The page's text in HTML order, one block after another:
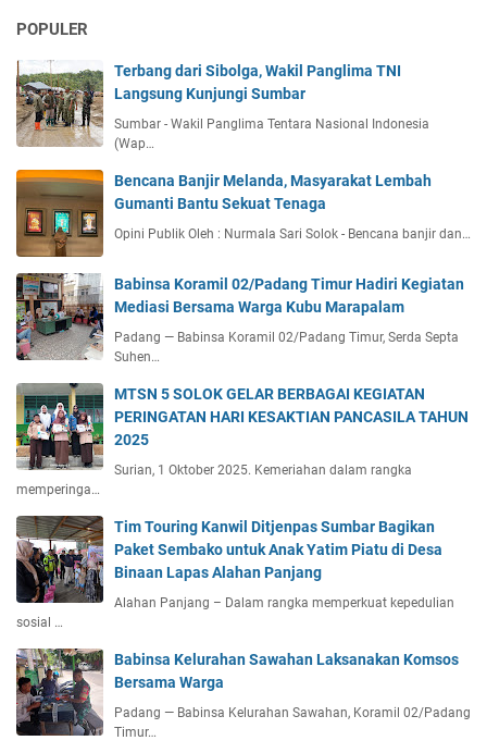
POPULER
Terbang dari Sibolga, Wakil Panglima TNI
Langsung Kunjungi Sumbar
Sumbar - Wakil Panglima Tentara Nasional Indonesia
(Wap…
Bencana Banjir Melanda, Masyarakat Lembah
Gumanti Bantu Sekuat Tenaga
Opini Publik Oleh : Nurmala Sari Solok - Bencana banjir dan…
Babinsa Koramil 02/Padang Timur Hadiri Kegiatan
Mediasi Bersama Warga Kubu Marapalam
Padang — Babinsa Koramil 02/Padang Timur, Serda Septa
Suhen…
MTSN 5 SOLOK GELAR BERBAGAI KEGIATAN
PERINGATAN HARI KESAKTIAN PANCASILA TAHUN
2025
Surian, 1 Oktober 2025. Kemeriahan dalam rangka
memperinga…
Tim Touring Kanwil Ditjenpas Sumbar Bagikan
Paket Sembako untuk Anak Yatim Piatu di Desa
Binaan Lapas Alahan Panjang
Alahan Panjang – Dalam rangka memperkuat kepedulian
sosial …
Babinsa Kelurahan Sawahan Laksanakan Komsos
Bersama Warga
Padang — Babinsa Kelurahan Sawahan, Koramil 02/Padang
Timur…